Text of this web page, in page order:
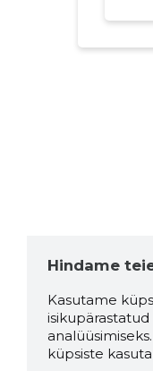
Hindame
Kasutame
küpsiste